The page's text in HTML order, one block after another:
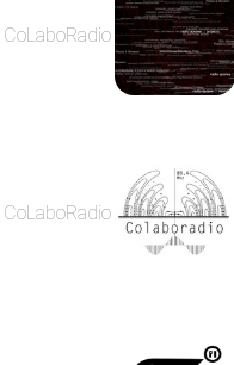
CoLaboRadio
CoLaboRadio